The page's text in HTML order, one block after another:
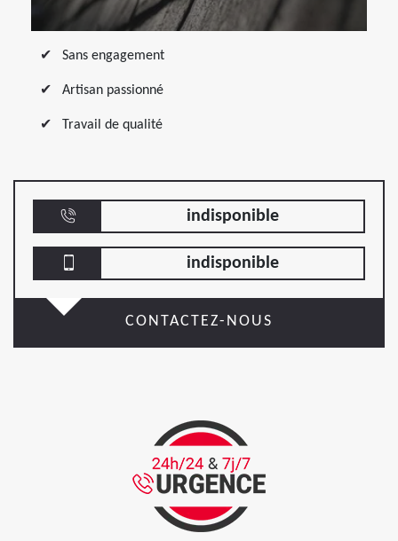
Sans engagement
Artisan passionné
Travail de qualité
indisponible
indisponible
CONTACTEZ-NOUS